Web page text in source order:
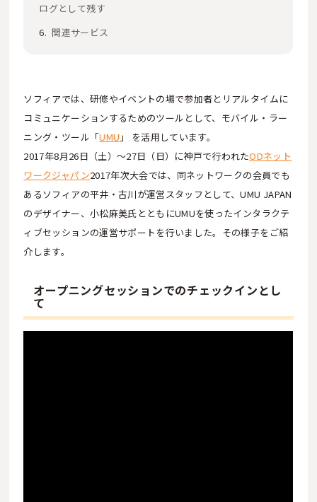
ログとして残す
関連サービス
ソフィアでは、研修やイベントの場で参加者とリアルタイムに
コミュニケーションするためのツールとして、モバイル・ラー
ニング・ツール「UMU 」 を活用しています。
2017年8月26日（土）～27日（日）に神戸で行われたODネット
ワークジャパン2017年次大会では、同ネットワークの会員でも
あるソフィアの平井・古川が運営スタッフとして、UMU JAPAN
のデザイナー、小松麻美氏とともにUMUを使ったインタラクテ
ィブセッションの運営サポートを行いました。その様子をご紹
介します。
オープニングセッションでのチェックインとし
て